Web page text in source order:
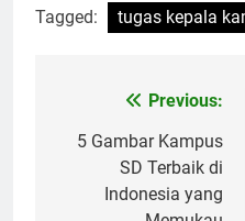
Tagged: tugas kepala
navigation
Previous:
5 Gambar Kampus
SD Terbaik di
Indonesia yang